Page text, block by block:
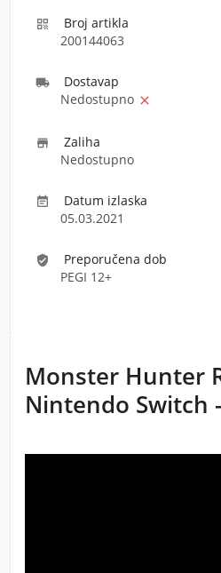

Broj artikla
200144063
 Dostavap
Nedostupno 

Zaliha
Nedostupno

Datum izlaska
05.03.2021
verified_user
Preporučena dob
PEGI 12+
Monster Hunter
Nintendo Switch